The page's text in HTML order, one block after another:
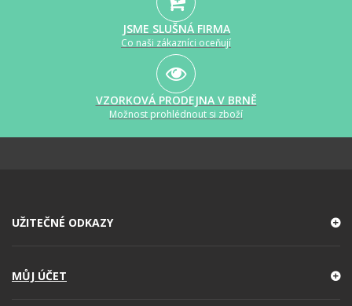
JSME SLUŠNÁ FIRMA
Co naši zákazníci oceňují
VZORKOVÁ PRODEJNA V BRNĚ
Možnost prohlédnout si zboží
UŽITEČNÉ ODKAZY
MŮJ ÚČET